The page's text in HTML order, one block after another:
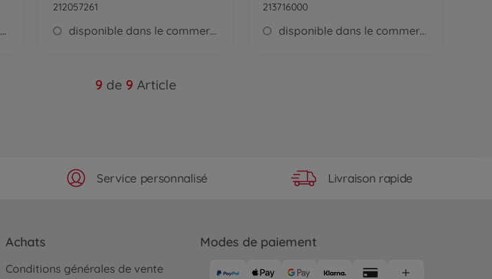
disponible dans le commerce
212057261
disponible dans le commerce
213716000
disponible dans le commerce
9 de 9 Article
Service personnalisé Livraison rapide
Achats
Conditions générales de vente
Modes de paiement